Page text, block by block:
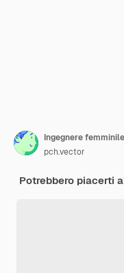
pch.vector
Potrebbero piacerti